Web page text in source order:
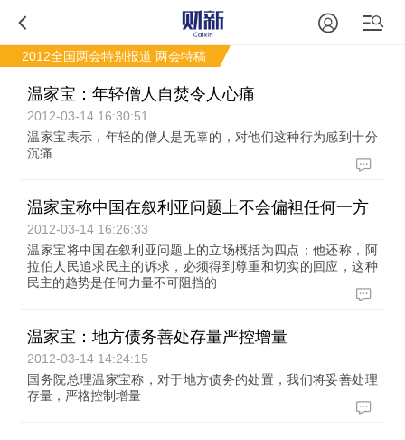
2012全国两会特别报道 两会特稿
温家宝：年轻僧人自焚令人心痛
2012-03-14 16:30:51
温家宝表示，年轻的僧人是无辜的，对他们这种行为感到十分
沉痛
温家宝称中国在叙利亚问题上不会偏袒任何一方
2012-03-14 16:26:33
温家宝将中国在叙利亚问题上的立场概括为四点；他还称，阿
拉伯人民追求民主的诉求，必须得到尊重和切实的回应，这种
民主的趋势是任何力量不可阻挡的
温家宝：地方债务善处存量严控增量
2012-03-14 14:24:15
国务院总理温家宝称，对于地方债务的处置，我们将妥善处理
存量，严格控制增量